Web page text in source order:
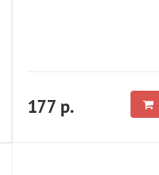
177 р.